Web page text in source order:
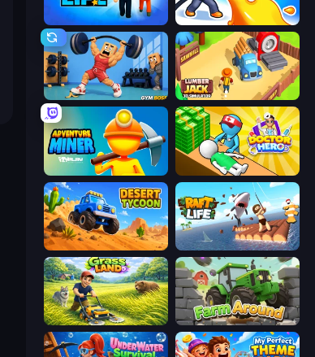
Prison Life Gas Station 3D
Gym Boss Lumberjack 3D Simulator
Adventure Miner Doctor Hero
Desert Tycoon Raft Life
Grass Land Farm Around